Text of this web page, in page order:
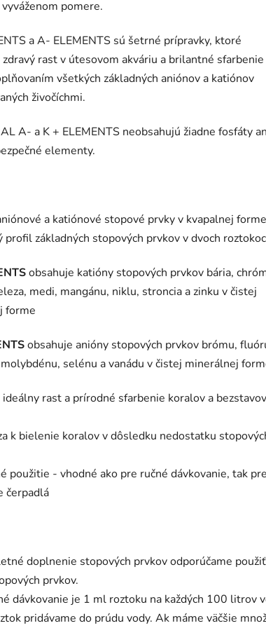
pomere.
a A- ELEMENTS sú šetrné prípravky, ktoré
rast v útesovom akváriu a brilantné sfarbenie
všetkých základných aniónov a katiónov
živočíchmi.
A- a K + ELEMENTS neobsahujú žiadne fosfáty
elementy.
a katiónové stopové prvky v kvapalnej forme
profil základných stopových prvkov v dvoch
obsahuje katióny stopových prvkov bária,
medi, mangánu, niklu, stroncia a zinku v čistej
forme
obsahuje anióny stopových prvkov brómu,
selénu a vanádu v čistej minerálnej
rast a prírodné sfarbenie koralov a
k bielenie koralov v dôsledku nedostatku
použitie - vhodné ako pre ručné dávkovanie, tak pre
čerpadlá
doplnenie stopových prvkov odporúčame
prvkov.
dávkovanie je 1 ml roztoku na každých 100 litrov
pridávame do prúdu vody. Ak máme väčšie